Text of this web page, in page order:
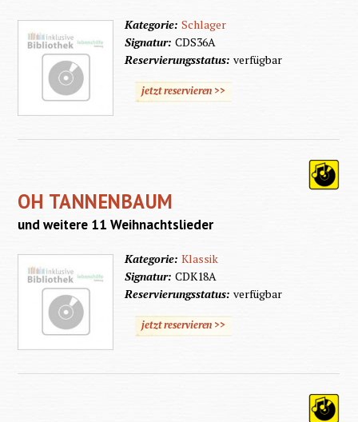
Kategorie:Schlager
Signatur:CDS36A
Reservierungsstatus:verfügbar
jetzt reservieren >>
OH TANNENBAUM
und weitere 11 Weihnachtslieder
Kategorie:Klassik
Signatur:CDK18A
Reservierungsstatus:verfügbar
jetzt reservieren >>